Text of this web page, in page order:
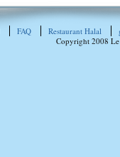
FAQ Restaurant Halal
Copyright 2008